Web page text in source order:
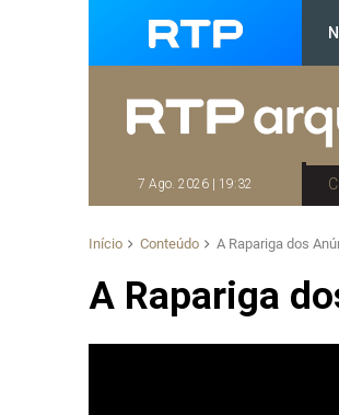
7 Ago. 2026 | 19:32
Início Conteúdo A Rapariga dos
A Rapariga